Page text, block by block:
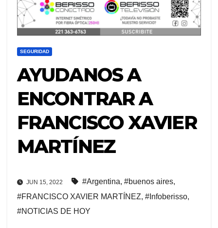
SEGURIDAD
AYUDANOS A
ENCONTRAR A
FRANCISCO XAVIER
MARTÍNEZ
JUN 15, 2022 #Argentina, #buenos aires,
#FRANCISCO XAVIER MARTÍNEZ, #Infoberisso,
#NOTICIAS DE HOY